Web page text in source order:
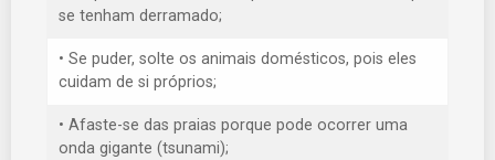
se tenham derramado;
• Se puder, solte os animais domésticos, pois eles
cuidam de si próprios;
• Afaste-se das praias porque pode ocorrer uma
onda gigante (tsunami);